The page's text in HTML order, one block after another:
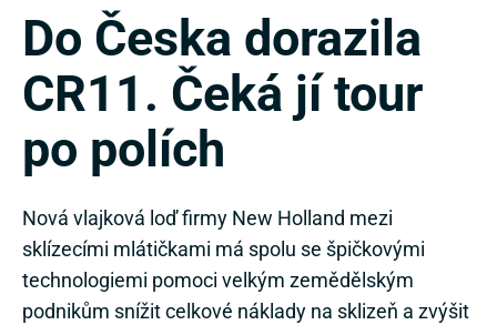
Do Česka dorazila
CR11. Čeká jí tour
po polích
Nová vlajková loď firmy New Holland mezi
sklízecími mlátičkami má spolu se špičkovými
technologiemi pomoci velkým zemědělským
podnikům snížit celkové náklady na sklizeň a zvýšit